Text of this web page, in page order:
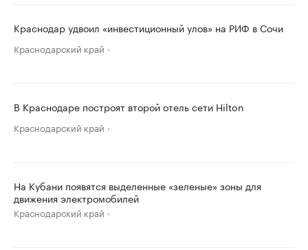
Краснодар удвоил «инвестиционный улов» на РИФ в Сочи
Краснодарский край
В Краснодаре построят второй отель сети Hilton
Краснодарский край
На Кубани появятся выделенные «зеленые» зоны для
движения электромобилей
Краснодарский край